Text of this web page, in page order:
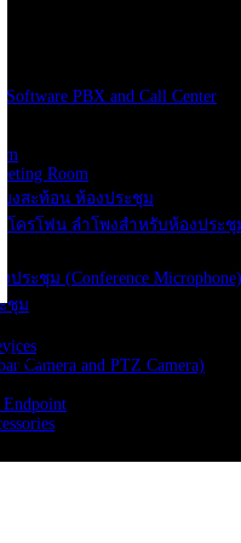
PBX and Call Center
Room
งสะท้อน ห้องประชุม
มโครโฟน ลำโพงสำหรับห้องประ
ประชุม (Conference Microphone)
ชุม
Camera and PTZ Camera)
Endpoint